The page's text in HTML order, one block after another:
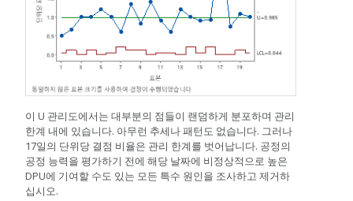
이 U 관리도에서는 대부분의 점들이 랜덤하게 분포하며 관리
한계 내에 있습니다. 아무런 추세나 패턴도 없습니다. 그러나
17일의 단위당 결점 비율은 관리 한계를 벗어납니다. 공정의
공정 능력을 평가하기 전에 해당 날짜에 비정상적으로 높은
DPU에 기여할 수도 있는 모든 특수 원인을 조사하고 제거하
십시오.